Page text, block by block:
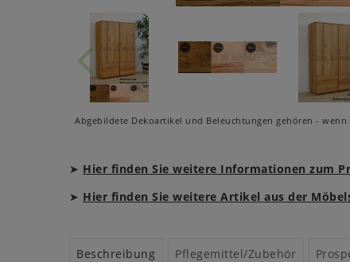
Abgebildete Dekoartikel und Beleuchtungen gehören -
➤ Hier finden Sie weitere Informationen zum
➤ Hier finden Sie weitere Artikel aus der
Beschreibung Pflegemittel/Zubehör